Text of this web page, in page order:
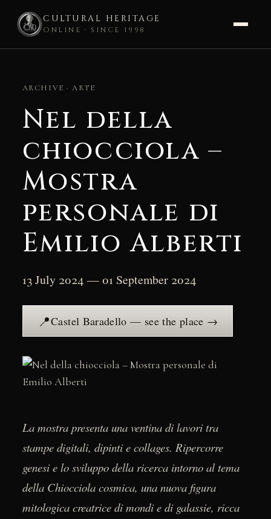
CULTURAL HERITAGE
ONLINE · SINCE 1998
contentARCHIVE · ARTE
Nel della
chiocciola –
Mostra
personale di
Emilio Alberti
13 July 2024 — 01 September 2024
📍Castel Baradello — see the place →
La mostra presenta una ventina di lavori tra
stampe digitali, dipinti e collages. Ripercorre
genesi e lo sviluppo della ricerca intorno al tema
della Chiocciola cosmica, una nuova figura
mitologica creatrice di mondi e di galassie, ricca